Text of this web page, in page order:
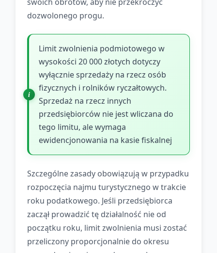
dozwolonego progu.
Limit zwolnienia podmiotowego w
wysokości 20 000 złotych dotyczy
wyłącznie sprzedaży na rzecz osób
fizycznych i rolników ryczałtowych.
Sprzedaż na rzecz innych
przedsiębiorców nie jest wliczana do
tego limitu, ale wymaga
ewidencjonowania na kasie fiskalnej
Szczególne zasady obowiązują w przypadku
rozpoczęcia najmu turystycznego w trakcie
roku podatkowego. Jeśli przedsiębiorca
zaczął prowadzić tę działalność nie od
początku roku, limit zwolnienia musi zostać
przeliczony proporcjonalnie do okresu